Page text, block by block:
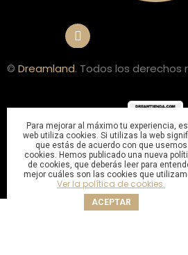
© Dreamland. Todos los derechos
Sitio web gestionado por
Para mejorar al máximo tu experiencia,
web utiliza cookies. Si utilizas la web
que estás de acuerdo con que usemos
cookies. Hemos publicado una nueva
de cookies, que deberás leer para
mejor cuáles son las cookies que
Ver la política de cookies.
ACEPTAR